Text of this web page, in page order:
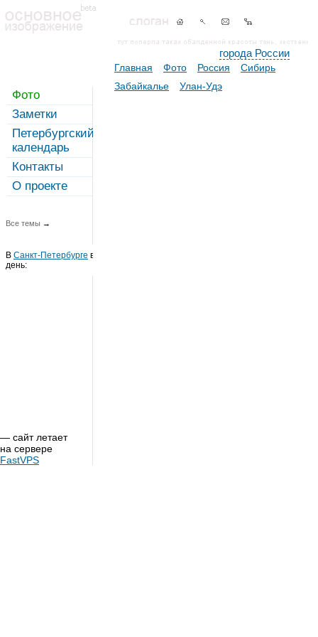
города России
Фото
Заметки
Петербургский
календарь
Контакты
О проекте
Все темы →
В Санкт-Петербурге в этот
день:
— сайт летает
на сервере
FastVPS
Главная Фото Россия
Сибирь
Забайкалье
Улан-Удэ